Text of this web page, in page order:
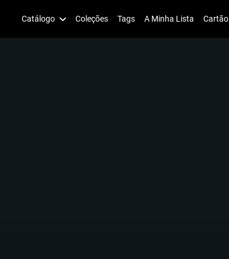
Catálogo Coleções Tags A Minha Lista